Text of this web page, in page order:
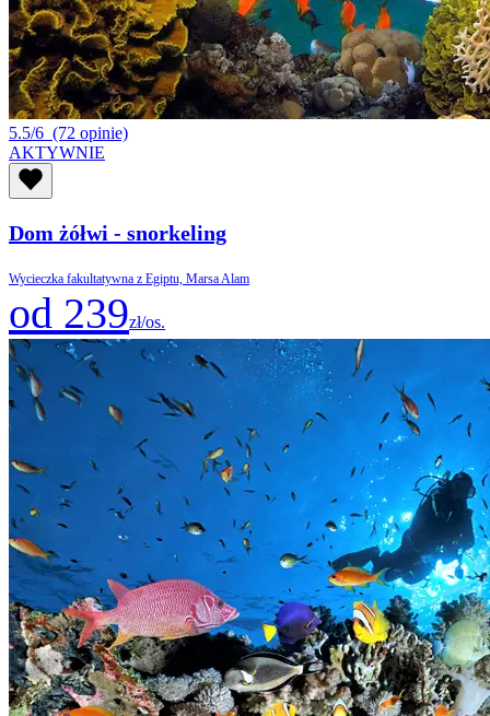
5.5/6 (72 opinie)
AKTYWNIE
Dom żółwi - snorkeling
Wycieczka fakultatywna z Egiptu, Marsa Alam
od 239zł/os.